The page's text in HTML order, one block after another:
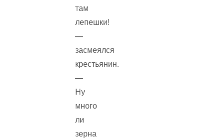
там
лепешки!
—
засмеялся
крестьянин.
—
Ну
много
ли
зерна